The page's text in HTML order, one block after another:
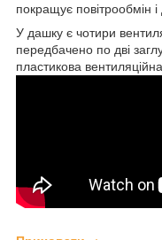
покращує повітрообмін
У дашку є чотири
передбачено по дві
пластикова вентиляційна.